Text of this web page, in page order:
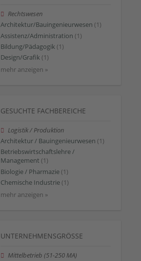
Rechtswesen
Architektur/Bauingenieurwesen (1)
Assistenz/Administration (1)
Bildung/Pädagogik (1)
Design/Grafik (1)
mehr anzeigen »
GESUCHTE FACHBEREICHE
Logistik / Produktion
Architektur / Bauingenieurwesen (1)
Betriebswirtschaftslehre /
Management (1)
Biologie / Pharmazie (1)
Chemische Industrie (1)
mehr anzeigen »
UNTERNEHMENSGRÖSSE
Mittelbetrieb (51-250 MA)